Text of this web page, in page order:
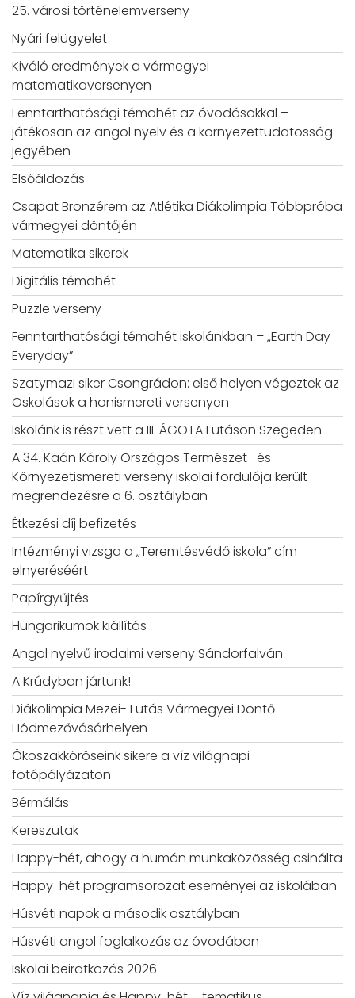
25. városi történelemverseny
Nyári felügyelet
Kiváló eredmények a vármegyei
matematikaversenyen
Fenntarthatósági témahét az óvodásokkal –
játékosan az angol nyelv és a környezettudatosság
jegyében
Elsőáldozás
Csapat Bronzérem az Atlétika Diákolimpia Többpróba
vármegyei döntőjén
Matematika sikerek
Digitális témahét
Puzzle verseny
Fenntarthatósági témahét iskolánkban – „Earth Day
Everyday”
Szatymazi siker Csongrádon: első helyen végeztek az
Oskolások a honismereti versenyen
Iskolánk is részt vett a III. ÁGOTA Futáson Szegeden
A 34. Kaán Károly Országos Természet- és
Környezetismereti verseny iskolai fordulója került
megrendezésre a 6. osztályban
Étkezési díj befizetés
Intézményi vizsga a „Teremtésvédő iskola” cím
elnyeréséért
Papírgyűjtés
Hungarikumok kiállítás
Angol nyelvű irodalmi verseny Sándorfalván
A Krúdyban jártunk!
Diákolimpia Mezei- Futás Vármegyei Döntő
Hódmezővásárhelyen
Ökoszakköröseink sikere a víz világnapi
fotópályázaton
Bérmálás
Kereszutak
Happy-hét, ahogy a humán munkaközösség csinálta
Happy-hét programsorozat eseményei az iskolában
Húsvéti napok a második osztályban
Húsvéti angol foglalkozás az óvodában
Iskolai beiratkozás 2026